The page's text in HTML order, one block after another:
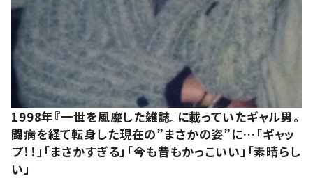
1998年『一世を風靡した雑誌』に載っていたギャル男。
闘病を経て転身した現在の”まさかの姿”に…「ギャッ
プ！！」「まさかすぎる」「今も昔もかっこいい」「素晴らし
い」